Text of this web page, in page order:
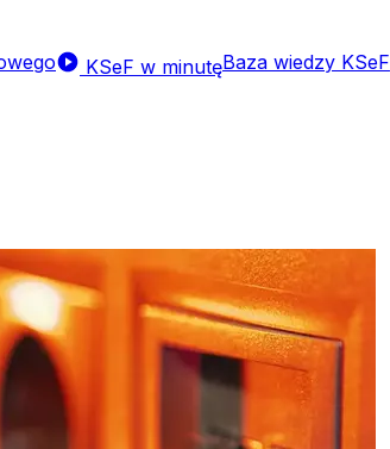
KSeF w minutęBaza wiedzy KSeF